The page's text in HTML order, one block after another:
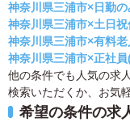
神奈川県三浦市×日勤の
神奈川県三浦市×土日祝
神奈川県三浦市×有料
神奈川県三浦市×正社
他の条件でも人気の求
検索いただくか、お気
希望の条件の求